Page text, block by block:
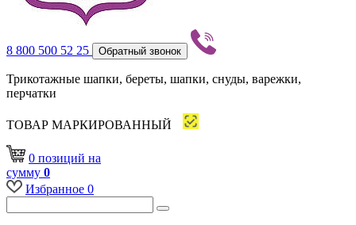
8 800 500 52 25 Обратный звонок
Трикотажные шапки, береты, шапки, снуды, варежки,
перчатки
ТОВАР МАРКИРОВАННЫЙ
0 позиций на
сумму 0
Избранное 0